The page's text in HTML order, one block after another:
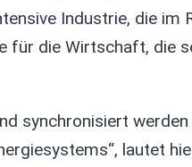
Industrie, die im
für die Wirtschaft, die
synchronisiert
lautet